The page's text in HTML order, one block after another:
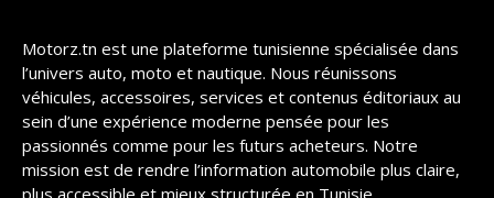
Motorz.tn est une plateforme tunisienne spécialisée dans
l’univers auto, moto et nautique. Nous réunissons
véhicules, accessoires, services et contenus éditoriaux au
sein d’une expérience moderne pensée pour les
passionnés comme pour les futurs acheteurs. Notre
mission est de rendre l’information automobile plus claire,